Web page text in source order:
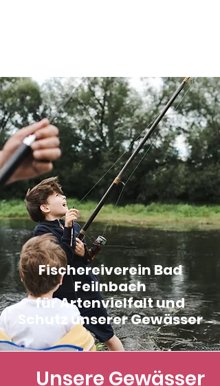
Fischereiverein Bad
Feilnbach
für Artenvielfalt und
Schutz unserer Gewässer
Unsere Gewässer